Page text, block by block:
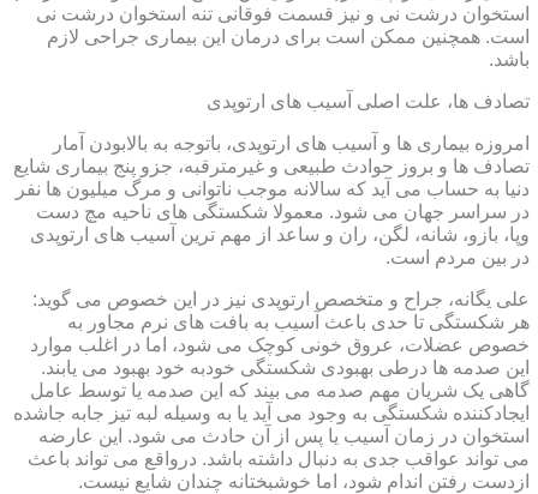
استخوان درشت نی و نیز قسمت فوقانی تنه استخوان درشت نی
است. همچنین ممکن است برای درمان این بیماری جراحی لازم
باشد.
تصادف ها، علت اصلی آسیب های ارتوپدی
امروزه بیماری ها و آسیب های ارتوپدی، باتوجه به بالابودن آمار
تصادف ها و بروز حوادث طبیعی و غیرمترقبه، جزو پنج بیماری شایع
دنیا به حساب می آید که سالانه موجب ناتوانی و مرگ میلیون ها نفر
در سراسر جهان می شود. معمولا شکستگی های ناحیه مچ دست
وپا، بازو، شانه، لگن، ران و ساعد از مهم ترین آسیب های ارتوپدی
در بین مردم است.
علی یگانه، جراح و متخصص ارتوپدی نیز در این خصوص می گوید:
هر شکستگی تا حدی باعث آسیب به بافت های نرم مجاور به
خصوص عضلات، عروق خونی کوچک می شود، اما در اغلب موارد
این صدمه ها درطی بهبودی شکستگی خودبه خود بهبود می یابند.
گاهی یک شریان مهم صدمه می بیند که این صدمه یا توسط عامل
ایجادکننده شکستگی به وجود می آید یا به وسیله لبه تیز جابه جاشده
استخوان در زمان آسیب یا پس از آن حادث می شود. این عارضه
می تواند عواقب جدی به دنبال داشته باشد. درواقع می تواند باعث
ازدست رفتن اندام شود، اما خوشبختانه چندان شایع نیست.